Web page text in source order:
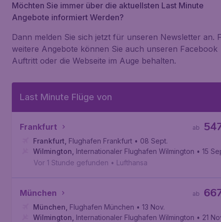
Möchten Sie immer über die aktuellsten Last Minute
Angebote informiert Werden?
Dann melden Sie sich jetzt für unseren Newsletter an.
weitere Angebote können Sie auch unseren Facebook
Auftritt oder die Webseite im Auge behalten.
Last Minute Flüge von
Frankfurt ab
Frankfurt Flughafen Frankfurt • 08 Sept.
Wilmington Internationaler Flughafen Wilmington • 15
Vor 1 Stunde gefunden • Lufthansa
München ab
München Flughafen München • 13 Nov.
Wilmington Internationaler Flughafen Wilmington • 21